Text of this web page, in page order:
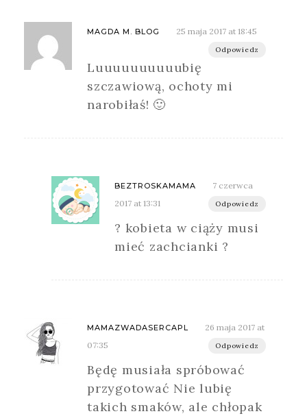
MAGDA M. BLOG 25 maja 2017 at 18:45
Odpowiedz
Luuuuuuuuuubię
szczawiową, ochoty mi
narobiłaś! 🙂
BEZTROSKAMAMA
7 czerwca
2017 at 13:31
Odpowiedz
? kobieta w ciąży musi
mieć zachcianki ?
MAMAZWADASERCAPL
26 maja 2017 at
07:35
Odpowiedz
Będę musiała spróbować
przygotować Nie lubię
takich smaków, ale chłopak